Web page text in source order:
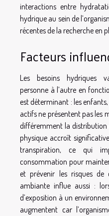
interactions entre
hydrique au sein de
récentes de la recherche en
Facteurs
Les besoins hydriques
personne à l’autre en
est déterminant : les
actifs ne présentent pas les
différemment la distribution
physique accroît
transpiration, ce qui
consommation pour
et prévenir les risques de
ambiante influe aussi :
d’exposition à un
augmentent car